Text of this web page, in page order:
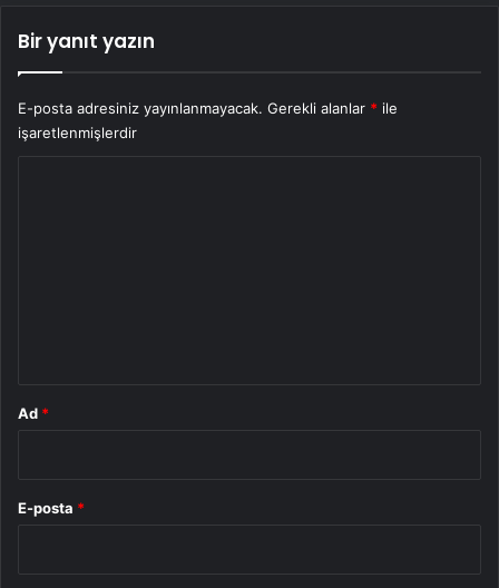
Bir yanıt yazın
E-posta adresiniz yayınlanmayacak. Gerekli alanlar * ile
işaretlenmişlerdir
Ad *
E-posta *